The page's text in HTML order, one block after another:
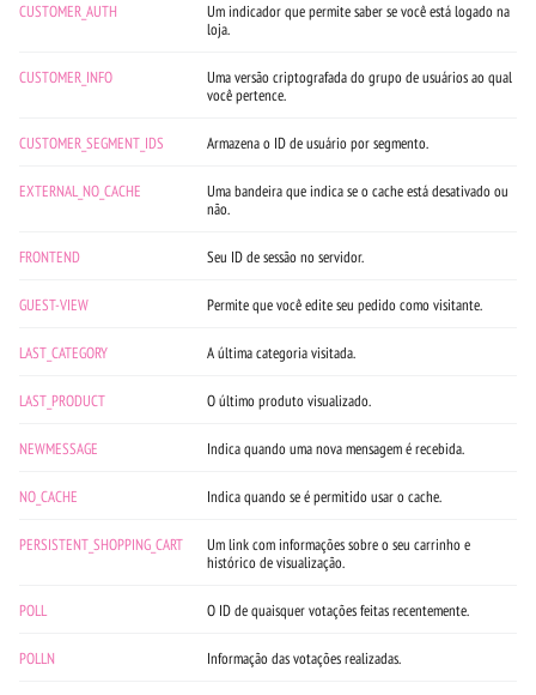
CUSTOMER_AUTH
Um indicador que permite saber se você está logado na
loja.
CUSTOMER_INFO
Uma versão criptografada do grupo de usuários ao qual
você pertence.
CUSTOMER_SEGMENT_IDS Armazena o ID de usuário por segmento.
EXTERNAL_NO_CACHE
Uma bandeira que indica se o cache está desativado ou
não.
FRONTEND Seu ID de sessão no servidor.
GUEST-VIEW Permite que você edite seu pedido como visitante.
LAST_CATEGORY A última categoria visitada.
LAST_PRODUCT O último produto visualizado.
NEWMESSAGE Indica quando uma nova mensagem é recebida.
NO_CACHE Indica quando se é permitido usar o cache.
PERSISTENT_SHOPPING_CART
Um link com informações sobre o seu carrinho e
histórico de visualização.
POLL O ID de quaisquer votações feitas recentemente.
POLLN Informação das votações realizadas.